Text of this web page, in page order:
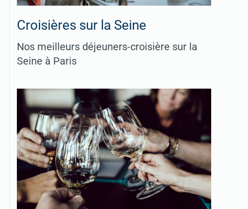
Croisières sur la Seine
Nos meilleurs déjeuners-croisière sur la
Seine à Paris